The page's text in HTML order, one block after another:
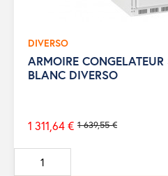
DIVERSO
ARMOIRE
BLANC DIVERSO
Prix
de
base
1 639,55 €
1 311,64 €